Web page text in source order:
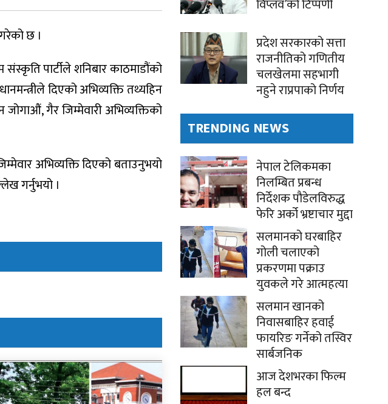
छ ।
संस्कृति पार्टीले शनिबार काठमाडौंको
दिएको अभिव्यक्ति तथ्यहिन
जोगाऔं, गैर जिम्मेवारी अभिव्यक्तिको
अभिव्यक्ति दिएको बताउनुभयो
गर्नुभयो ।
विप्लव’को टिप्पणी
प्रदेश सरकारको सत्ता
राजनीतिको गणितीय
चलखेलमा सहभागी
नहुने राप्रपाको निर्णय
TRENDING NEWS
नेपाल टेलिकमका
निलम्बित प्रबन्ध
निर्देशक पौडेलविरुद्ध
फेरि अर्को भ्रष्टाचार मुद्दा
सलमानको घरबाहिर
गोली चलाएको
प्रकरणमा पक्राउ
युवकले गरे आत्महत्या
सलमान खानको
निवासबाहिर हवाई
फायरिङ गर्नेको तस्विर
सार्बजनिक
आज देशभरका फिल्म
हल बन्द